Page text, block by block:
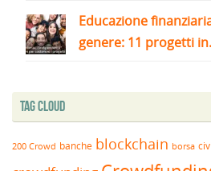
Educazione
genere: 11 progetti
Tag Cloud
200 Crowd banche blockchain borsa